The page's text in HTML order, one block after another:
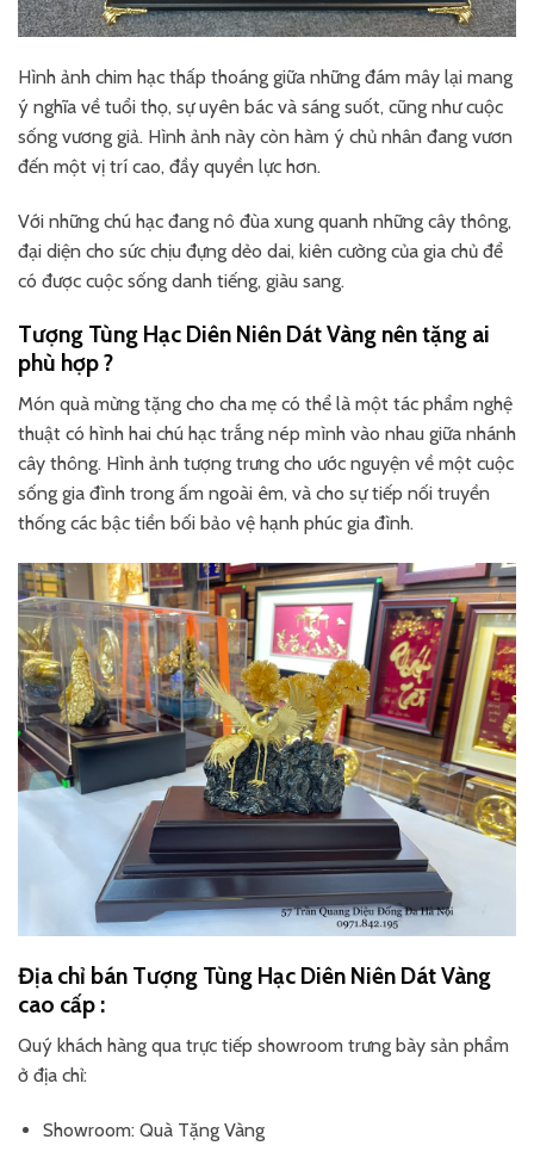
Hình ảnh chim hạc thấp thoáng giữa những đám mây lại mang
ý nghĩa về tuổi thọ, sự uyên bác và sáng suốt, cũng như cuộc
sống vương giả. Hình ảnh này còn hàm ý chủ nhân đang vươn
đến một vị trí cao, đầy quyền lực hơn.
Với những chú hạc đang nô đùa xung quanh những cây thông,
đại diện cho sức chịu đựng dẻo dai, kiên cường của gia chủ để
có được cuộc sống danh tiếng, giàu sang.
Tượng Tùng Hạc Diên Niên Dát Vàng nên tặng ai
phù hợp ?
Món quà mừng tặng cho cha mẹ có thể là một tác phẩm nghệ
thuật có hình hai chú hạc trắng nép mình vào nhau giữa nhánh
cây thông. Hình ảnh tượng trưng cho ước nguyện về một cuộc
sống gia đình trong ấm ngoài êm, và cho sự tiếp nối truyền
thống các bậc tiền bối bảo vệ hạnh phúc gia đình.
Địa chỉ bán Tượng Tùng Hạc Diên Niên Dát Vàng
cao cấp :
Quý khách hàng qua trực tiếp showroom trưng bày sản phẩm
ở địa chỉ:
Showroom: Quà Tặng Vàng